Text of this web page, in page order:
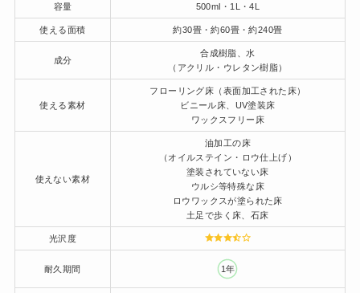
容量 500ml・1L・4L
使える面積 約30畳・約60畳・約240畳
成分
合成樹脂、水
（アクリル・ウレタン樹脂）
使える素材
フローリング床（表面加工された床）
ビニール床、UV塗装床
ワックスフリー床
使えない素材
油加工の床
（オイルステイン・ロウ仕上げ）
塗装されていない床
ウルシ等特殊な床
ロウワックスが塗られた床
土足で歩く床、石床
光沢度
耐久期間 1年